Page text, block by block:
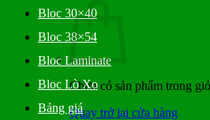
Chưa có sản phẩm trong
Quay trở lại cửa hàng
Bloc 30×40
Bloc 38×54
Bloc Laminate
Bloc Lò Xo
Bảng giá